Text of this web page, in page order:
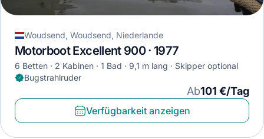
Woudsend, Woudsend, Niederlande
Motorboot Excellent 900 · 1977
6 Betten 2 Kabinen 1 Bad 9,1 m lang
Skipper optional
Bugstrahlruder
Ab101 €/Tag
Verfügbarkeit anzeigen